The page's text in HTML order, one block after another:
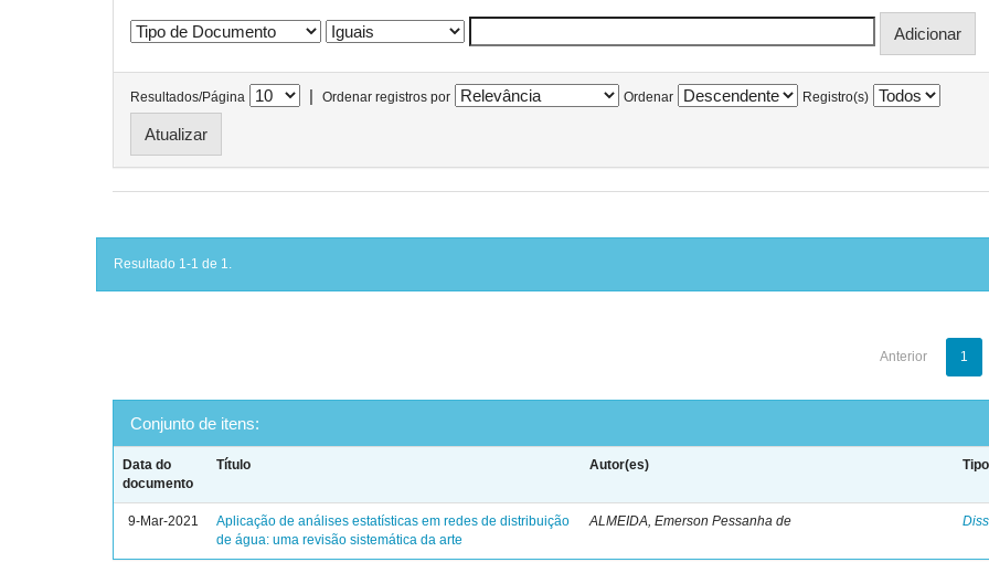
Resultados/Página | Ordenar registros por Ordenar Registro(s)
Resultado 1-1 de 1.
Anterior 1
Conjunto de itens:
Data do
documento
Título Autor(es) Tipo
9-Mar-2021
Aplicação de análises estatísticas em redes de distribuição
de água: uma revisão sistemática da arte
ALMEIDA, Emerson Pessanha de